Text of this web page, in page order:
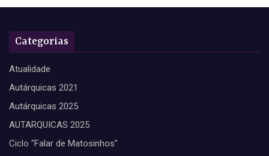
Categorias
Atualidade
Autárquicas 2021
Autárquicas 2025
AUTARQUICAS 2025
Ciclo "Falar de Matosinhos"